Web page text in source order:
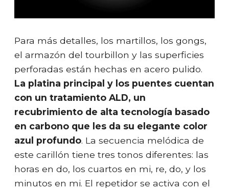
Para más detalles, los martillos, los gongs,
el armazón del tourbillon y las superficies
perforadas están hechas en acero pulido.
La platina principal y los puentes cuentan
con un tratamiento ALD, un
recubrimiento de alta tecnología basado
en carbono que les da su elegante color
azul profundo. La secuencia melódica de
este carillón tiene tres tonos diferentes: las
horas en do, los cuartos en mi, re, do, y los
minutos en mi. El repetidor se activa con el